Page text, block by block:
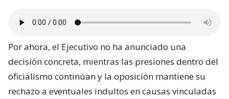
Por ahora, el Ejecutivo no ha anunciado una
decisión concreta, mientras las presiones dentro del
oficialismo continúan y la oposición mantiene su
rechazo a eventuales indultos en causas vinculadas